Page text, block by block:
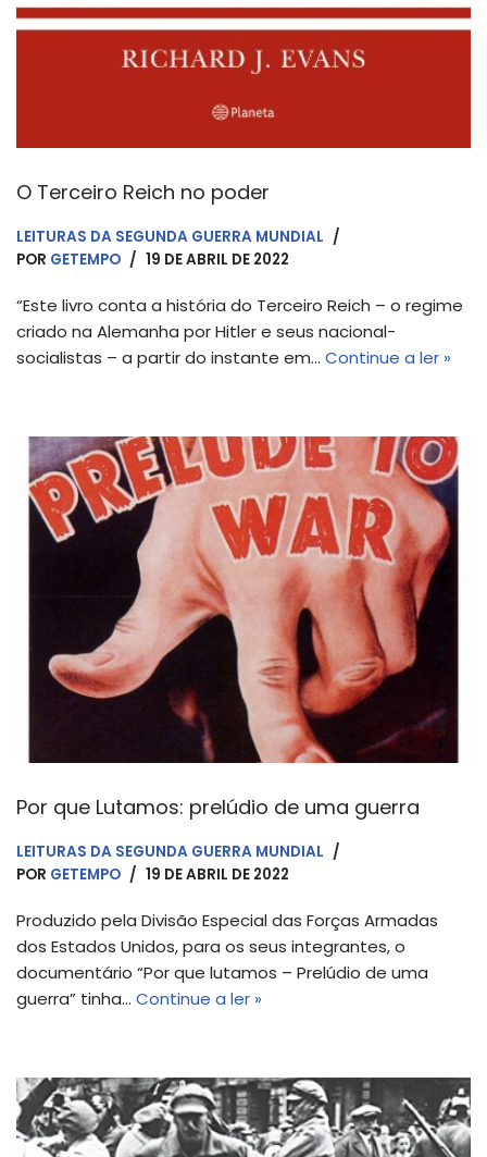
O Terceiro Reich no poder
LEITURAS DA SEGUNDA GUERRA MUNDIAL
POR GETEMPO 19 DE ABRIL DE 2022
“Este livro conta a história do Terceiro Reich – o regime
criado na Alemanha por Hitler e seus nacional-
socialistas – a partir do instante em… Continue a ler »
Por que Lutamos: prelúdio de uma guerra
LEITURAS DA SEGUNDA GUERRA MUNDIAL
POR GETEMPO 19 DE ABRIL DE 2022
Produzido pela Divisão Especial das Forças Armadas
dos Estados Unidos, para os seus integrantes, o
documentário “Por que lutamos – Prelúdio de uma
guerra” tinha… Continue a ler »